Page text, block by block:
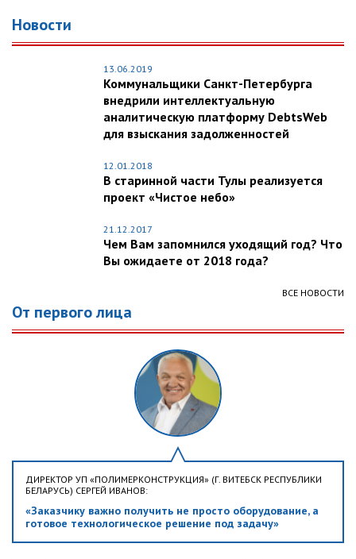
Новости
13.06.2019
Коммунальщики Санкт-Петербурга
внедрили интеллектуальную
аналитическую платформу DebtsWeb
для взыскания задолженностей
12.01.2018
В старинной части Тулы реализуется
проект «Чистое небо»
21.12.2017
Чем Вам запомнился уходящий год? Что
Вы ожидаете от 2018 года?
ВСЕ НОВОСТИ
От первого лица
ДИРЕКТОР УП «ПОЛИМЕРКОНСТРУКЦИЯ» (Г. ВИТЕБСК РЕСПУБЛИКИ
БЕЛАРУСЬ) СЕРГЕЙ ИВАНОВ:
«Заказчику важно получить не просто оборудование, а
готовое технологическое решение под задачу»